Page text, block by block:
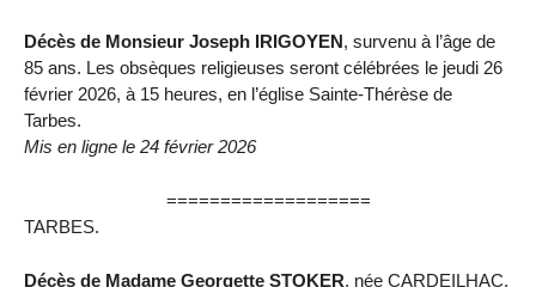
Décès de Monsieur Joseph IRIGOYEN, survenu à l’âge de
85 ans. Les obsèques religieuses seront célébrées le jeudi 26
février 2026, à 15 heures, en l’église Sainte-Thérèse de
Tarbes.
Mis en ligne le 24 février 2026
===================
TARBES.
Décès de Madame Georgette STOKER, née CARDEILHAC,